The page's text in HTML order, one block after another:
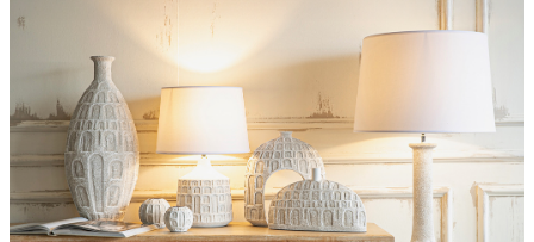
Özgün Tasarımlar, Zamansız Şıklık